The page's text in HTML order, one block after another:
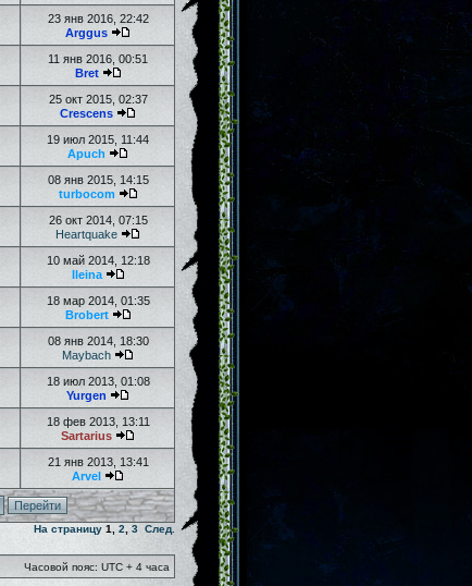
23 янв 2016, 22:42
Arggus
11 янв 2016, 00:51
Bret
25 окт 2015, 02:37
Crescens
19 июл 2015, 11:44
Apuch
08 янв 2015, 14:15
turbocom
26 окт 2014, 07:15
Heartquake
10 май 2014, 12:18
Ileina
18 мар 2014, 01:35
Brobert
08 янв 2014, 18:30
Maybach
18 июл 2013, 01:08
Yurgen
18 фев 2013, 13:11
Sartarius
21 янв 2013, 13:41
Arvel
На страницу 1 2 3 След.
Часовой пояс: UTC + 4 часа